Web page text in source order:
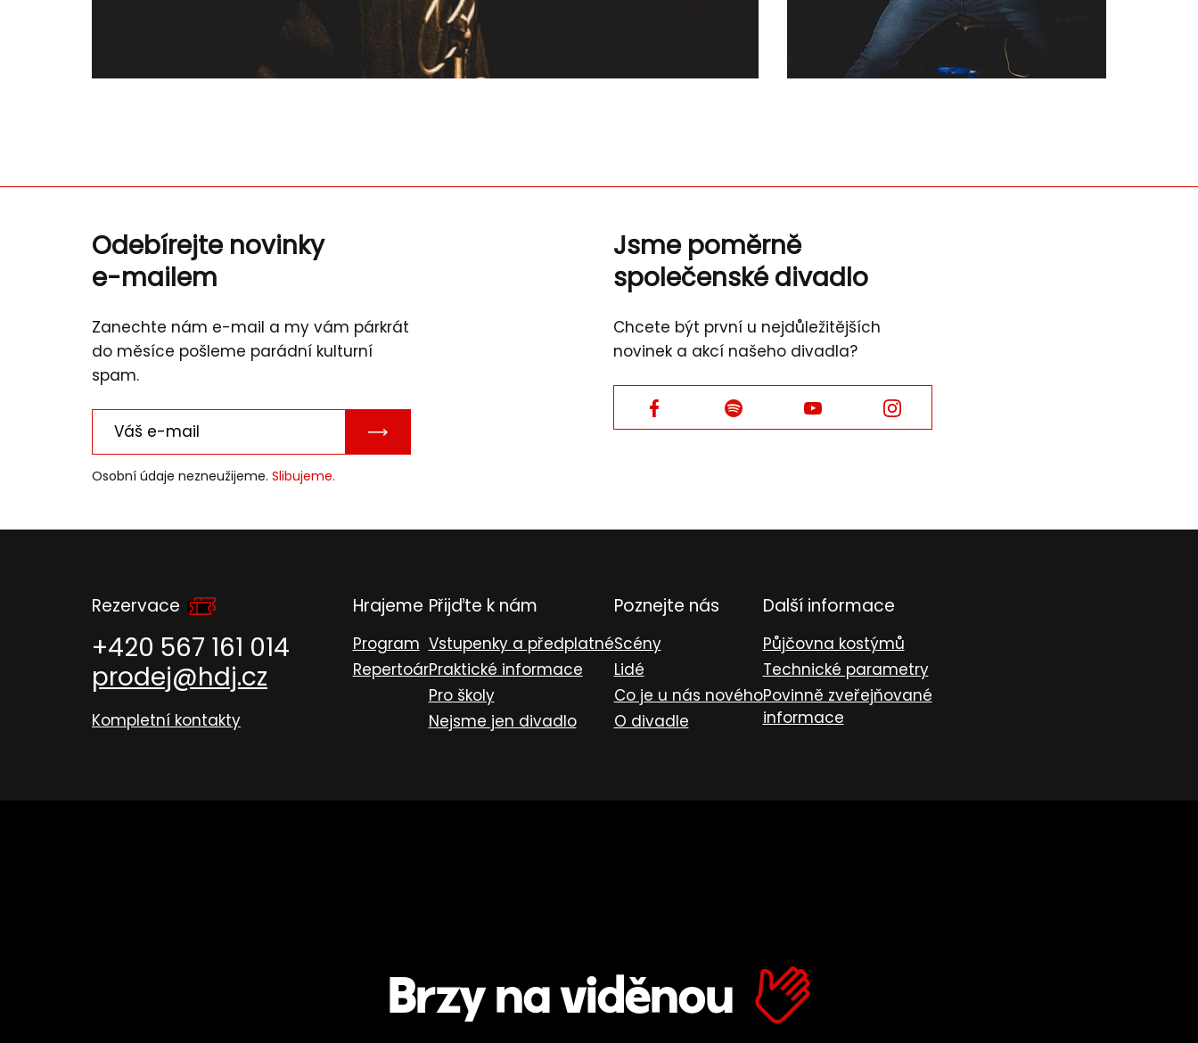
Odebírejte novinky
e-mailem
Zanechte nám e-mail a my vám párkrát
do měsíce pošleme parádní kulturní
spam.
POTVRDIT
E-
Osobní údaje nezneužijeme. Slibujeme.
Jsme poměrně
společenské divadlo
Chcete být první u nejdůležitějších
novinek a akcí našeho divadla?
Facebook Facebook Facebook Facebook
Rezervace
+420 567 161 014
prodej@hdj.cz
Kompletní kontakty
Hrajeme
Program
Repertoár
Přijďte k nám
Vstupenky a předplatné
Praktické informace
Pro školy
Nejsme jen divadlo
Poznejte nás
Scény
Lidé
Co je u nás nového
O divadle
Další informace
Půjčovna kostýmů
Technické parametry
Povinně zveřejňované
informace
Brzy na viděnou